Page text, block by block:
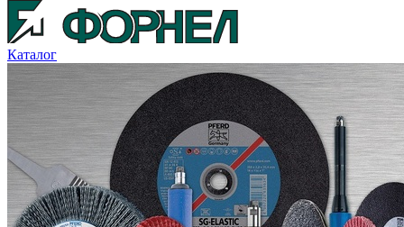
Каталог